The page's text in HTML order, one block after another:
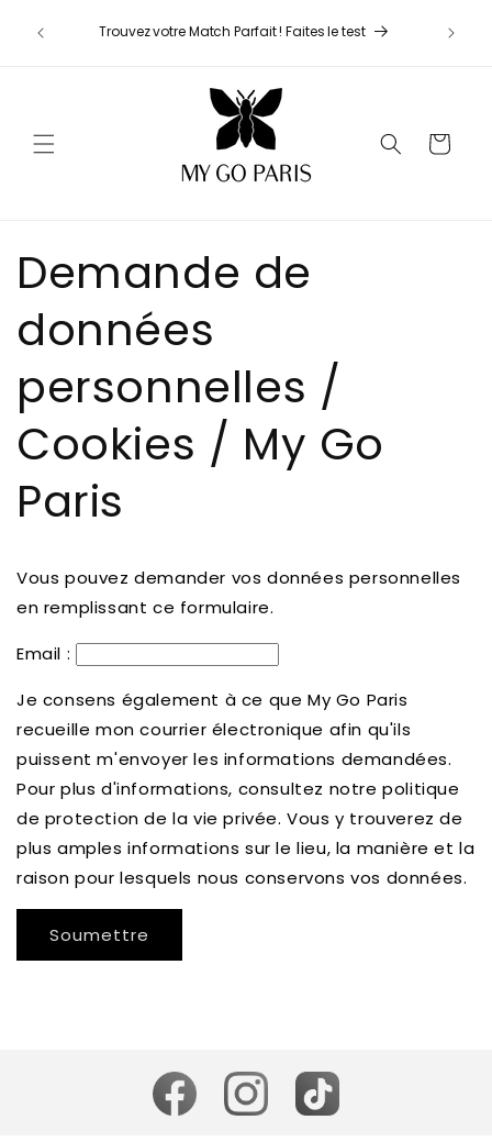
passer au
contenu
98€ Trouvez votre Match Parfait ! Faites le test
Panier
Demande de
données
personnelles /
Cookies / My Go
Paris
Vous pouvez demander vos données personnelles
en remplissant ce formulaire.
Email :
Je consens également à ce que My Go Paris
recueille mon courrier électronique afin qu'ils
puissent m'envoyer les informations demandées.
Pour plus d'informations, consultez notre politique
de protection de la vie privée. Vous y trouverez de
plus amples informations sur le lieu, la manière et la
raison pour lesquels nous conservons vos données.
Soumettre